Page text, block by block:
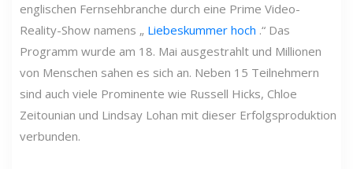
englischen Fernsehbranche durch eine Prime Video-
Reality-Show namens „ Liebeskummer hoch .“ Das
Programm wurde am 18. Mai ausgestrahlt und Millionen
von Menschen sahen es sich an. Neben 15 Teilnehmern
sind auch viele Prominente wie Russell Hicks, Chloe
Zeitounian und Lindsay Lohan mit dieser Erfolgsproduktion
verbunden.